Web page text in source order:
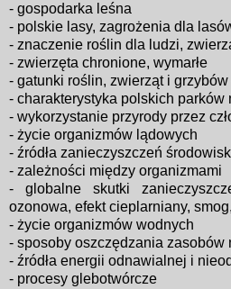
- gospodarka leśna
- polskie lasy, zagrożenia dla
- znaczenie roślin dla ludzi,
- zwierzęta chronione, wymarłe
- gatunki roślin, zwierząt i
- charakterystyka polskich parków
- wykorzystanie przyrody przez
- życie organizmów lądowych
- źródła zanieczyszczeń
- zależności między organizmami
- globalne skutki
ozonowa, efekt cieplarniany,
- życie organizmów wodnych
- sposoby oszczędzania zasobów
- źródła energii odnawialnej i
- procesy glebotwórcze